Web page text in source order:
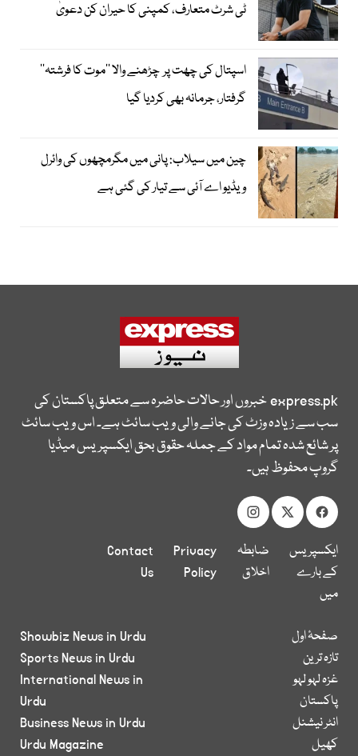
ٹی شرٹ متعارف، کمپنی کا حیران کن دعویٰ
اسپتال کی چھت پر چڑھنے والا ’’موت کا فرشتہ‘‘
گرفتار، جرمانہ بھی کردیا گیا
چین میں سیلاب: پانی میں مگرمچھوں کی وائرل
ویڈیو اے آئی سے تیار کی گئی ہے
express.pkخبروں اور حالات حاضرہ سے متعلق پاکستان کی
سب سے زیادہ وزٹ کی جانے والی ویب سائٹ ہے۔ اس ویب سائٹ
پر شائع شدہ تمام مواد کے جملہ حقوق بحق ایکسپریس میڈیا
گروپ محفوظ ہیں۔
ایکسپریس
کے بارے
میں
ضابطہ
اخلاق
Privacy
Policy
Contact
Us
صفحۂ اول
تازہ ترین
غزہ لہو لہو
پاکستان
انٹر نیشنل
کھیل
Showbiz News in Urdu
Sports News in Urdu
International News in
Urdu
Business News in Urdu
Urdu Magazine